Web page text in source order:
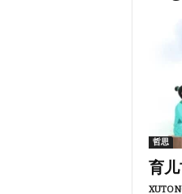
哲思
育